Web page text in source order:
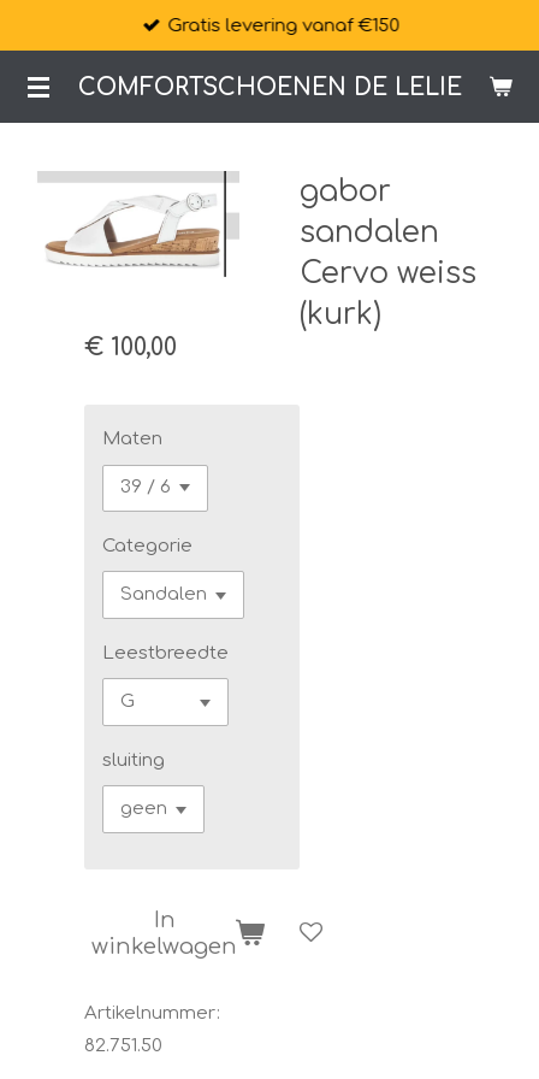
naar
de
COMFORTSCHOENEN DE LELIE
Gratis levering vanaf €150
gabor
sandalen
Cervo weiss
(kurk)
€ 100,00
Maten
Categorie
Leestbreedte
sluiting
In
winkelwagen
Artikelnummer:
82.751.50